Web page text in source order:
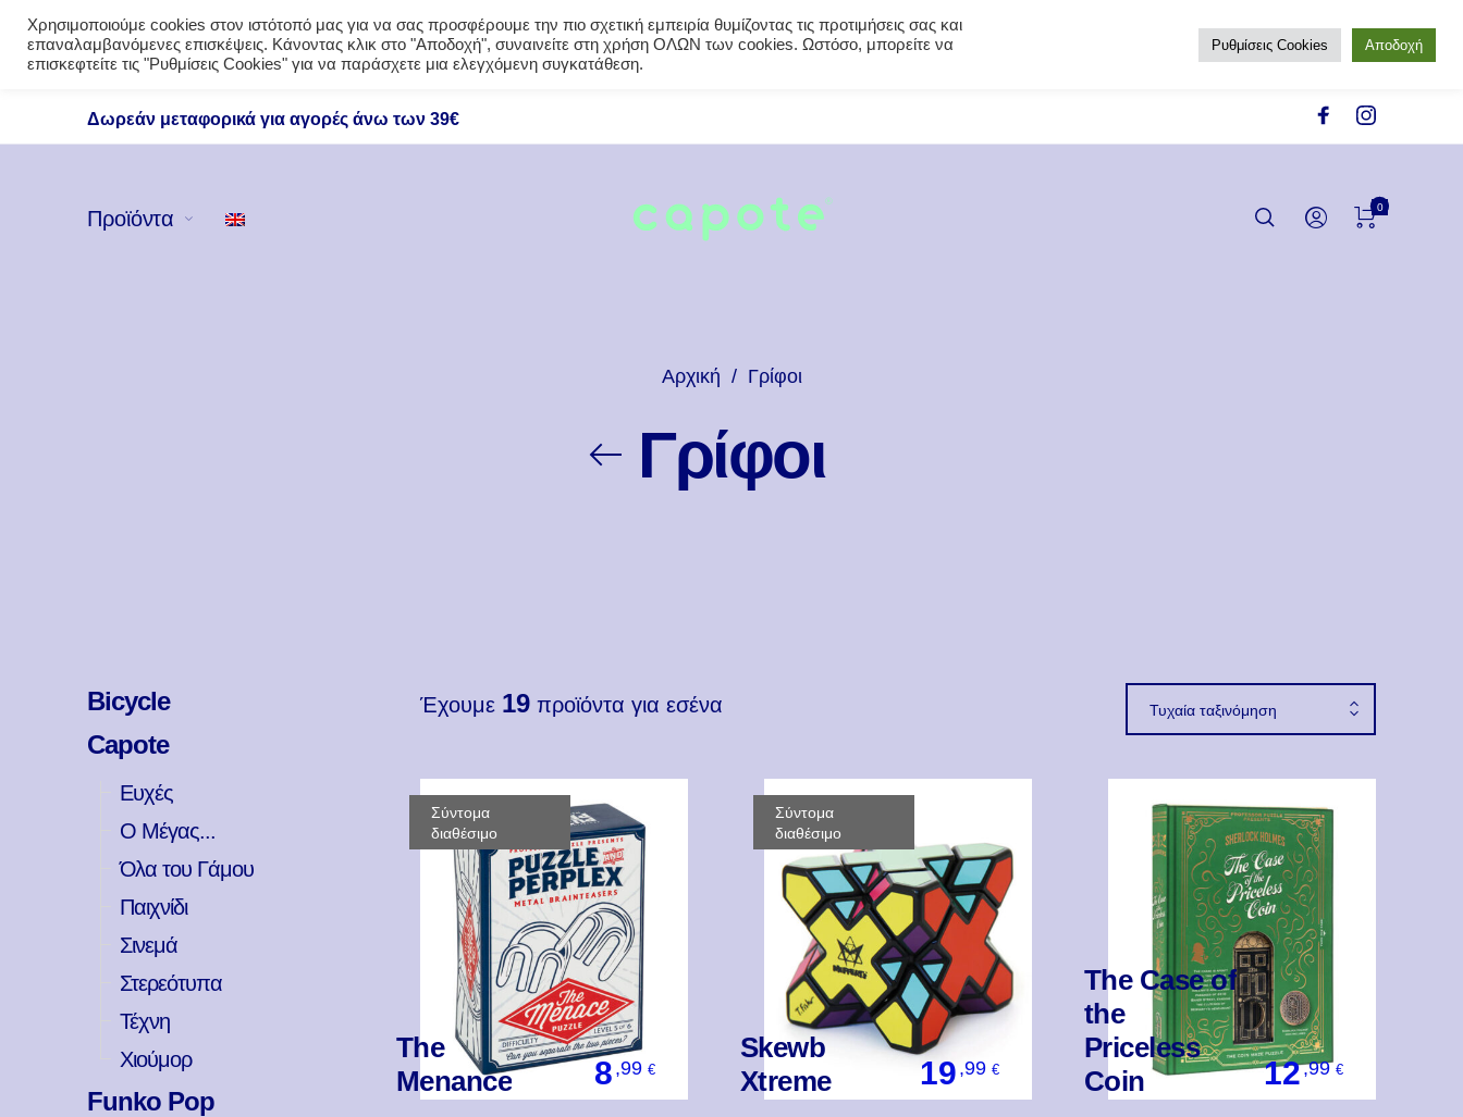
Δωρεάν μεταφορικά για αγορές άνω των 39€
Προϊόντα 0
Αρχική / Γρίφοι
Γρίφοι
Bicycle
Capote
Ευχές
Ο Μέγας...
Όλα του Γάμου
Παιχνίδι
Σινεμά
Στερεότυπα
Τέχνη
Χιούμορ
Funko Pop
Έχουμε 19 προϊόντα για εσένα Τυχαία ταξινόμηση
Σύντομα
διαθέσιμο
The
Menance
8 ,99 €
Σύντομα
διαθέσιμο
Skewb
Xtreme
19 ,99 €
The Case of
the
Priceless
Coin
12,99€
Χρησιμοποιούμε cookies στον ιστότοπό μας για να σας προσφέρουμε την πιο σχετική εμπειρία θυμίζοντας τις προτιμήσεις σας και
επαναλαμβανόμενες επισκέψεις. Κάνοντας κλικ στο "Αποδοχή", συναινείτε στη χρήση ΟΛΩΝ των cookies. Ωστόσο, μπορείτε να
επισκεφτείτε τις "Ρυθμίσεις Cookies" για να παράσχετε μια ελεγχόμενη συγκατάθεση.
Ρυθμίσεις Cookies Αποδοχή